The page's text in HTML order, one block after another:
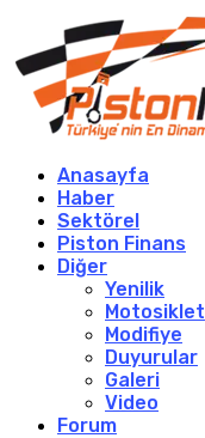
Anasayfa
Haber
Sektörel
Piston Finans
Diğer
Yenilik
Motosiklet
Modifiye
Duyurular
Galeri
Video
Forum